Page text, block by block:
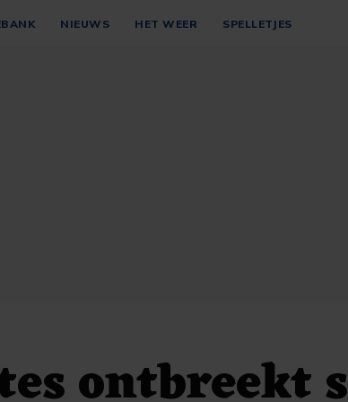
NIEUWS HET WEER SPELLETJES